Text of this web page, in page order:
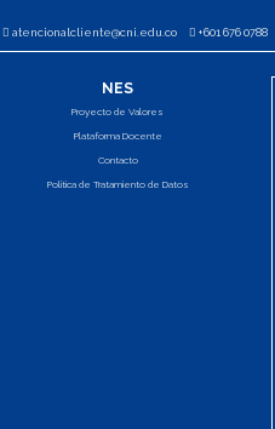
atencionalcliente@cni.edu.co +601 676 0788
NES
Proyecto de Valores
Plataforma Docente
Contacto
Política de Tratamiento de Datos